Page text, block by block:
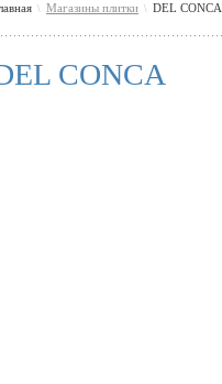
\ Магазины плитки \ DEL CONCA
CONCA